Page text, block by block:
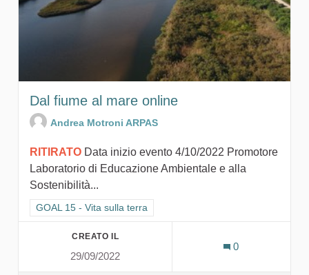
Dal fiume al mare online
Andrea Motroni ARPAS
RITIRATO Data inizio evento 4/10/2022 Promotore
Laboratorio di Educazione Ambientale e alla
Sostenibilità...
Filtra i risultati per categoria: GOAL 15 - Vita sulla terra
GOAL 15 - Vita sulla terra
CREATO IL
29/09/2022
0